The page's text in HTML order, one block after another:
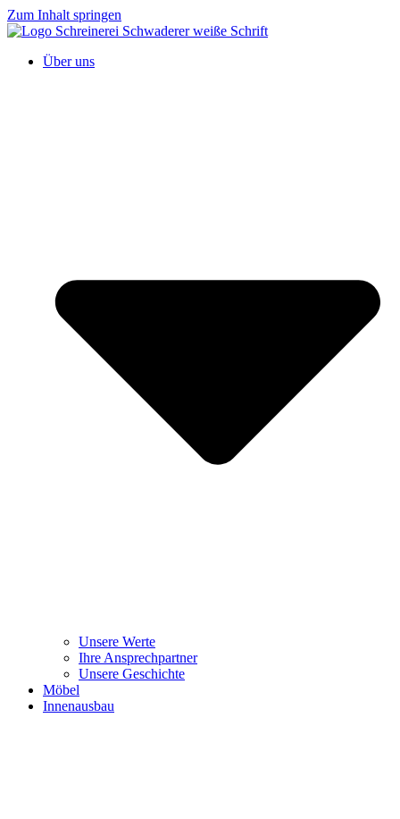
Zum Inhalt springen
Über uns
Unsere Werte
Ihre Ansprechpartner
Unsere Geschichte
Möbel
Innenausbau